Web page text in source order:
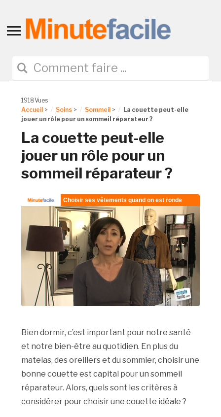
Toggle
navigation
1918Vues
Accueil > Soins > Sommeil >
La couette peut-elle
jouer un rôle pour un sommeil réparateur ?
La couette peut-elle
jouer un rôle pour un
sommeil réparateur ?
Bien dormir, c’est important pour notre santé
et notre bien-être au quotidien. En plus du
matelas, des oreillers et du sommier, choisir une
bonne couette est capital pour un sommeil
réparateur. Alors, quels sont les critères à
considérer pour choisir une couette idéale ?